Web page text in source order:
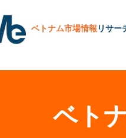
ベトナム市場情報 リサー
ベト